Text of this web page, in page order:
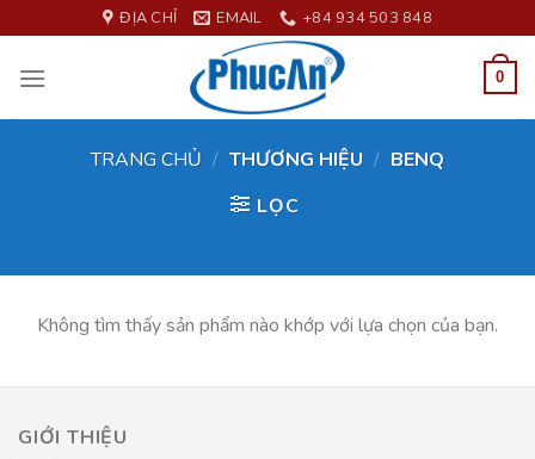
to
content
ĐỊA CHỈ EMAIL +84 934 503 848
0
TRANG CHỦ / THƯƠNG HIỆU / BENQ
LỌC
Không tìm thấy sản phẩm nào khớp với lựa chọn của bạn.
GIỚI THIỆU